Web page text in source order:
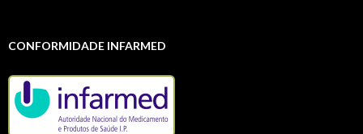
CONFORMIDADE INFARMED